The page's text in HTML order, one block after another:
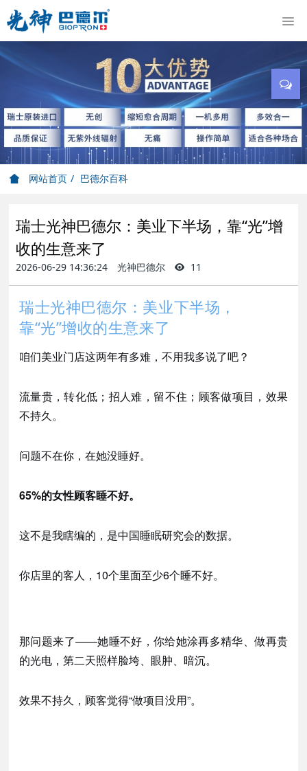
网站首页 巴德尔百科
瑞士光神巴德尔：美业下半场，靠“光”增
收的生意来了
2026-06-29 14:36:24 光神巴德尔 11
瑞士光神巴德尔：美业下半场，
靠“光”增收的生意来了
咱们美业门店这两年有多难，不用我多说了吧？
流量贵，转化低；招人难，留不住；顾客做项目，效果
不持久。
问题不在你，在她没睡好。
65%的女性顾客睡不好。
这不是我瞎编的，是中国睡眠研究会的数据。
你店里的客人， 10个里面至少6个睡不好。
那问题来了——她睡不好，你给她涂再多精华、做再贵
的光电，第二天照样脸垮、眼肿、暗沉。
效果不持久，顾客觉得“做项目没用”。